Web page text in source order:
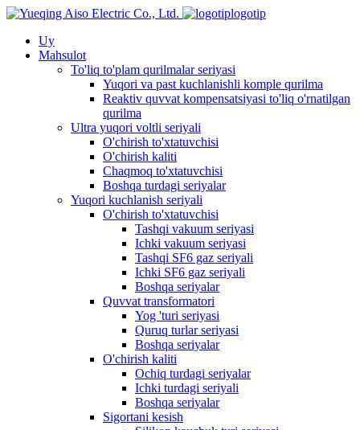
logotip
Uy
Mahsulot
To'liq to'plam qurilmalar seriyasi
Yuqori va past kuchlanishli komple qurilma
Reaktiv quvvat kompensatsiyasi to'liq o'rnatilgan
qurilma
Ultra yuqori voltli seriyali
O'chirish to'xtatuvchisi
O'chirish kaliti
Chaqmoq to'xtatuvchisi
Boshqa turdagi seriyalar
Yuqori kuchlanish seriyali
O'chirish to'xtatuvchisi
Tashqi vakuum seriyasi
Ichki vakuum seriyasi
Tashqi SF6 gaz seriyali
Ichki SF6 gaz seriyali
Boshqa seriyalar
Quvvat transformatori
Yog 'turi seriyasi
Quruq turlar seriyasi
Boshqa seriyalar
O'chirish kaliti
Ochiq turdagi seriyalar
Ichki turdagi seriyali
Boshqa seriyalar
Sigortani kesish